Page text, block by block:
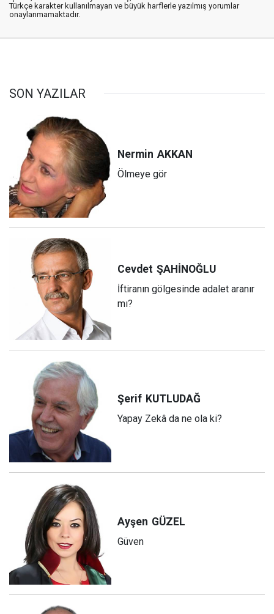
Türkçe karakter kullanılmayan ve büyük harflerle yazılmış yorumlar
onaylanmamaktadır.
SON YAZILAR
Nermin AKKAN
Ölmeye gör
Cevdet ŞAHİNOĞLU
İftiranın gölgesinde adalet aranır
mı?
Şerif KUTLUDAĞ
Yapay Zekâ da ne ola ki?
Ayşen GÜZEL
Güven